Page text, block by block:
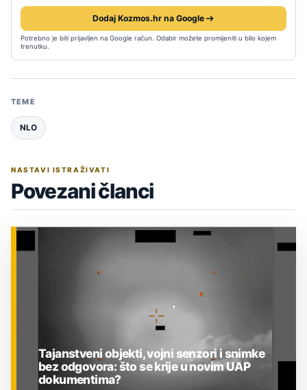
Dodaj Kozmos.hr na Google
Potrebno je biti prijavljen na Google račun. Odabir možete promijeniti u bilo kojem
trenutku.
TEME
NLO
NASTAVI ISTRAŽIVATI
Povezani članci
Tajanstveni objekti, vojni senzori i snimke
bez odgovora: što se krije u novim UAP
dokumentima?